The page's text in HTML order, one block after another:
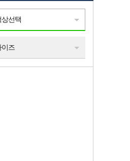
상선택
이즈